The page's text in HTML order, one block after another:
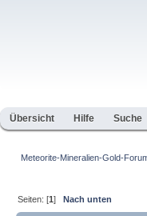
Übersicht Hilfe Suche
Meteorite-Mineralien-Gold-
Seiten: [1]Nach unten